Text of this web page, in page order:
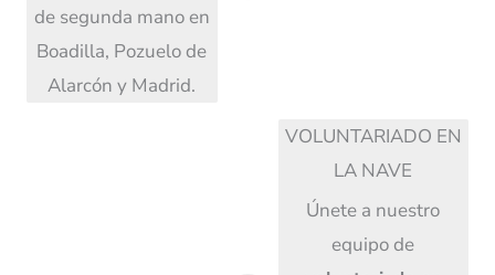
de segunda mano en
Boadilla, Pozuelo de
Alarcón y Madrid.
VOLUNTARIADO EN
LA NAVE
Únete a nuestro
equipo de